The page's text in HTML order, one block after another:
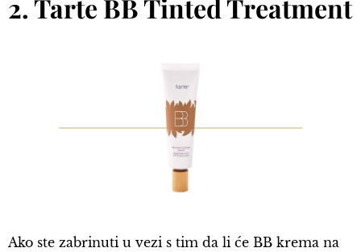
2. Tarte BB Tinted Treatment
Ako ste zabrinuti u vezi s tim da li će BB krema na